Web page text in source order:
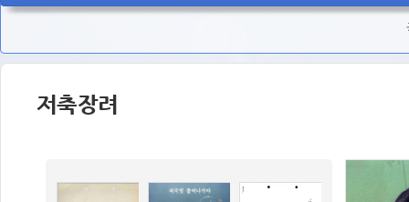
저축장려